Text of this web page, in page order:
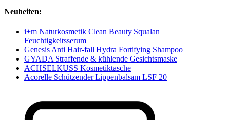
Neuheiten:
i+m Naturkosmetik Clean Beauty Squalan
Feuchtigkeitsserum
Genesis Anti Hair-fall Hydra Fortifying Shampoo
GYADA Straffende & kühlende Gesichtsmaske
ACHSELKUSS Kosmetiktasche
Acorelle Schützender Lippenbalsam LSF 20